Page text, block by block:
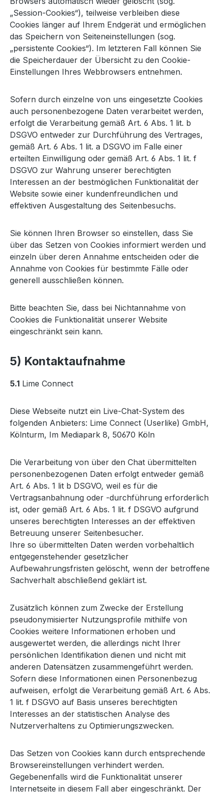
„Session-Cookies“), teilweise verbleiben diese
Cookies länger auf Ihrem Endgerät und ermöglichen
das Speichern von Seiteneinstellungen (sog.
„persistente Cookies“). Im letzteren Fall können Sie
die Speicherdauer der Übersicht zu den Cookie-
Einstellungen Ihres Webbrowsers entnehmen.
Sofern durch einzelne von uns eingesetzte Cookies
auch personenbezogene Daten verarbeitet werden,
erfolgt die Verarbeitung gemäß Art. 6 Abs. 1 lit. b
DSGVO entweder zur Durchführung des Vertrages,
gemäß Art. 6 Abs. 1 lit. a DSGVO im Falle einer
erteilten Einwilligung oder gemäß Art. 6 Abs. 1 lit. f
DSGVO zur Wahrung unserer berechtigten
Interessen an der bestmöglichen Funktionalität der
Website sowie einer kundenfreundlichen und
effektiven Ausgestaltung des Seitenbesuchs.
Sie können Ihren Browser so einstellen, dass Sie
über das Setzen von Cookies informiert werden und
einzeln über deren Annahme entscheiden oder die
Annahme von Cookies für bestimmte Fälle oder
generell ausschließen können.
Bitte beachten Sie, dass bei Nichtannahme von
Cookies die Funktionalität unserer Website
eingeschränkt sein kann.
5) Kontaktaufnahme
5.1 Lime Connect
Diese Webseite nutzt ein Live-Chat-System des
folgenden Anbieters: Lime Connect (Userlike) GmbH,
Kölnturm, Im Mediapark 8, 50670 Köln
Die Verarbeitung von über den Chat übermittelten
personenbezogenen Daten erfolgt entweder gemäß
Art. 6 Abs. 1 lit b DSGVO, weil es für die
Vertragsanbahnung oder -durchführung erforderlich
ist, oder gemäß Art. 6 Abs. 1 lit. f DSGVO aufgrund
unseres berechtigten Interesses an der effektiven
Betreuung unserer Seitenbesucher.
Ihre so übermittelten Daten werden vorbehaltlich
entgegenstehender gesetzlicher
Aufbewahrungsfristen gelöscht, wenn der betroffene
Sachverhalt abschließend geklärt ist.
Zusätzlich können zum Zwecke der Erstellung
pseudonymisierter Nutzungsprofile mithilfe von
Cookies weitere Informationen erhoben und
ausgewertet werden, die allerdings nicht Ihrer
persönlichen Identifikation dienen und nicht mit
anderen Datensätzen zusammengeführt werden.
Sofern diese Informationen einen Personenbezug
aufweisen, erfolgt die Verarbeitung gemäß Art. 6 Abs.
1 lit. f DSGVO auf Basis unseres berechtigten
Interesses an der statistischen Analyse des
Nutzerverhaltens zu Optimierungszwecken.
Das Setzen von Cookies kann durch entsprechende
Browsereinstellungen verhindert werden.
Gegebenenfalls wird die Funktionalität unserer
Internetseite in diesem Fall aber eingeschränkt. Der